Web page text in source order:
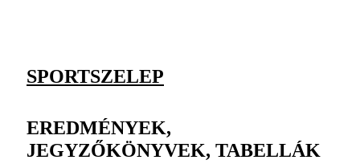
SPORTSZELEP
EREDMÉNYEK,
JEGYZŐKÖNYVEK, TABELLÁK